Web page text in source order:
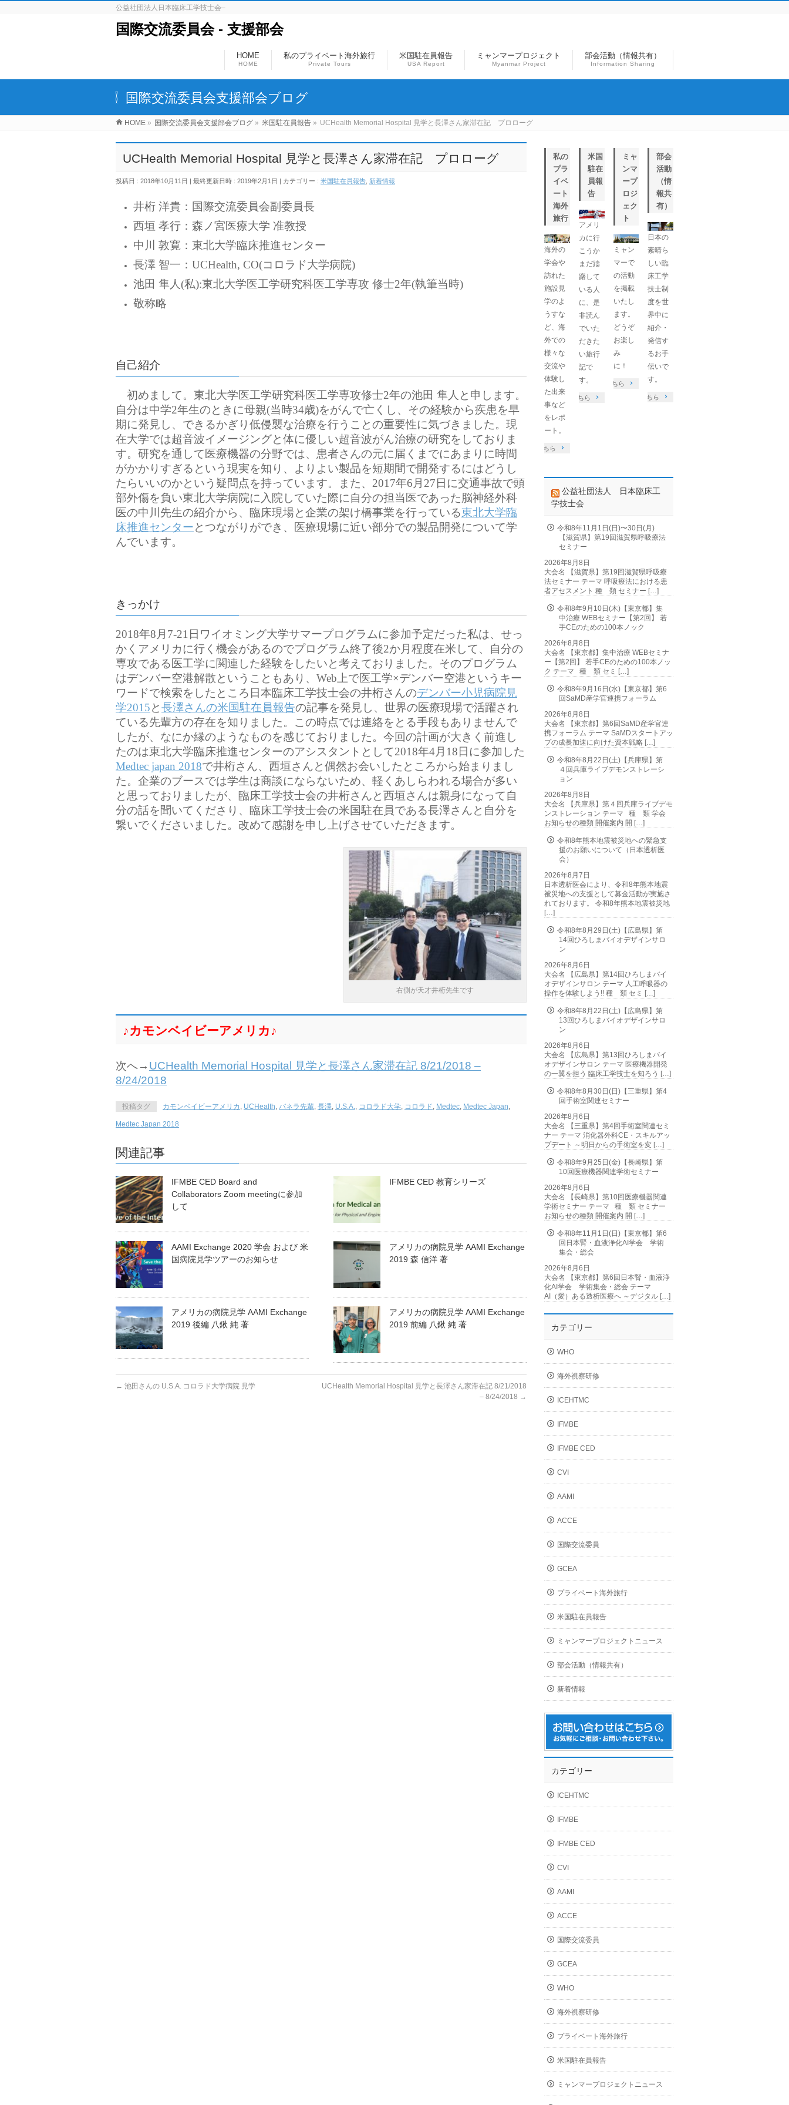
公益社団法人日本臨床工学技士会–
国際交流委員会 ‐ 支援部会
HOME
HOME
私のプライベート海外旅行
Private Tours
米国駐在員報告
USA Report
ミャンマープロジェクト
Myanmar Project
部会活動（情報共有）
Information Sharing
国際交流委員会支援部会ブログ
HOME » 国際交流委員会支援部会ブログ » 米国駐在員報告 » UCHealth Memorial Hospital 見学と長澤さん家滞在記 プロローグ
UCHealth Memorial Hospital 見学と長澤さん家滞在記 プロローグ
投稿日 : 2018年10月11日 最終更新日時 : 2019年2月1日 カテゴリー : 米国駐在員報告 新着情報
井桁 洋貴：国際交流委員会副委員長
西垣 孝行：森ノ宮医療大学 准教授
中川 敦寛：東北大学臨床推進センター
長澤 智一：UCHealth, CO(コロラド大学病院)
池田 隼人(私):東北大学医工学研究科医工学専攻 修士2年(執筆当時)
敬称略
自己紹介
初めまして。東北大学医工学研究科医工学専攻修士2年の池田 隼人と申します。
自分は中学2年生のときに母親(当時34歳)をがんで亡くし、その経験から疾患を早
期に発見し、できるかぎり低侵襲な治療を行うことの重要性に気づきました。現
在大学では超音波イメージングと体に優しい超音波がん治療の研究をしておりま
す。研究を通して医療機器の分野では、患者さんの元に届くまでにあまりに時間
がかかりすぎるという現実を知り、よりよい製品を短期間で開発するにはどうし
たらいいのかという疑問点を持っています。また、2017年6月27日に交通事故で頭
部外傷を負い東北大学病院に入院していた際に自分の担当医であった脳神経外科
医の中川先生の紹介から、臨床現場と企業の架け橋事業を行っている東北大学臨
床推進センターとつながりができ、医療現場に近い部分での製品開発について学
んでいます。
きっかけ
2018年8月7-21日ワイオミング大学サマープログラムに参加予定だった私は、せっ
かくアメリカに行く機会があるのでプログラム終了後2か月程度在米して、自分の
専攻である医工学に関連した経験をしたいと考えておりました。そのプログラム
はデンバー空港解散ということもあり、Web上で医工学×デンバー空港というキー
ワードで検索をしたところ日本臨床工学技士会の井桁さんのデンバー小児病院見
学2015と長澤さんの米国駐在員報告の記事を発見し、世界の医療現場で活躍され
ている先輩方の存在を知りました。この時点では連絡をとる手段もありませんで
したが、なにか縁のようなものを感じておりました。今回の計画が大きく前進し
たのは東北大学臨床推進センターのアシスタントとして2018年4月18日に参加した
Medtec japan 2018で井桁さん、西垣さんと偶然お会いしたところから始まりまし
た。企業のブースでは学生は商談にならないため、軽くあしらわれる場合が多い
と思っておりましたが、臨床工学技士会の井桁さんと西垣さんは親身になって自
分の話を聞いてくださり、臨床工学技士会の米国駐在員である長澤さんと自分を
繋いでくださいました。改めて感謝を申し上げさせていただきます。
右側が天才井桁先生です
♪カモンベイビーアメリカ♪
次へ→ UCHealth Memorial Hospital 見学と長澤さん家滞在記 8/21/2018 –
8/24/2018
投稿タグ カモンベイビーアメリカ , UCHealth, バネラ先輩, 長澤, U.S.A., コロラド大学, コロラド, Medtec, Medtec Japan,
Medtec Japan 2018
関連記事
IFMBE CED Board and
Collaborators Zoom meetingに参加
して
IFMBE CED 教育シリーズ
AAMI Exchange 2020 学会 および 米
国病院見学ツアーのお知らせ
アメリカの病院見学 AAMI Exchange
2019 森 信洋 著
アメリカの病院見学 AAMI Exchange
2019 後編 八鍬 純 著
アメリカの病院見学 AAMI Exchange
2019 前編 八鍬 純 著
← 池田さんの U.S.A. コロラド大学病院 見学
UCHealth Memorial Hospital 見学と長澤さん家滞在記 8/21/2018
– 8/24/2018 →
私の
プラ
イベ
ート
海外
旅行
海外の
学会や
訪れた
施設見
学のよ
うすな
ど、海
外での
様々な
交流や
体験し
た出来
事など
をレポ
ート。
詳しくはこちら
米国
駐在
員報
告
アメリ
カに行
こうか
まだ躊
躇して
いる人
に、是
非読ん
でいた
だきた
い旅行
記で
す。
詳しくはこちら
ミャ
ンマ
ープ
ロジ
ェク
ト
ミャン
マーで
の活動
を掲載
いたし
ます。
どうぞ
お楽し
み
に！
詳しくはこちら
部会
活動
（情
報共
有）
日本の
素晴ら
しい臨
床工学
技士制
度を世
界中に
紹介・
発信す
るお手
伝いで
す。
詳しくはこちら
公益社団法人 日本臨床工
学技士会
令和8年11月1日(日)〜30日(月)
【滋賀県】第19回滋賀県呼吸療法
セミナー
2026年8月8日
大会名 【滋賀県】第19回滋賀県呼吸療
法セミナー テーマ 呼吸療法における患
者アセスメント 種 類 セミナー […]
令和8年9月10日(木)【東京都】集
中治療 WEBセミナー【第2回】 若
手CEのための100本ノック
2026年8月8日
大会名 【東京都】集中治療 WEBセミナ
ー【第2回】 若手CEのための100本ノッ
ク テーマ 種 類 セミ […]
令和8年9月16日(水)【東京都】第6
回SaMD産学官連携フォーラム
2026年8月8日
大会名 【東京都】第6回SaMD産学官連
携フォーラム テーマ SaMDスタートアッ
プの成長加速に向けた資本戦略 […]
令和8年8月22日(土)【兵庫県】第
４回兵庫ライブデモンストレーシ
ョン
2026年8月8日
大会名 【兵庫県】第４回兵庫ライブデモ
ンストレーション テーマ 種 類 学会
お知らせの種類 開催案内 開 […]
令和8年熊本地震被災地への緊急支
援のお願いについて（日本透析医
会）
2026年8月7日
日本透析医会により、令和8年熊本地震
被災地への支援として募金活動が実施さ
れております。 令和8年熊本地震被災地
[…]
令和8年8月29日(土)【広島県】第
14回ひろしまバイオデザインサロ
ン
2026年8月6日
大会名 【広島県】第14回ひろしまバイ
オデザインサロン テーマ 人工呼吸器の
操作を体験しよう!! 種 類 セミ […]
令和8年8月22日(土)【広島県】第
13回ひろしまバイオデザインサロ
ン
2026年8月6日
大会名 【広島県】第13回ひろしまバイ
オデザインサロン テーマ 医療機器開発
の一翼を担う 臨床工学技士を知ろう […]
令和8年8月30日(日)【三重県】第4
回手術室関連セミナー
2026年8月6日
大会名 【三重県】第4回手術室関連セミ
ナー テーマ 消化器外科CE・スキルアッ
プデート ～明日からの手術室を変 […]
令和8年9月25日(金)【長崎県】第
10回医療機器関連学術セミナー
2026年8月6日
大会名 【長崎県】第10回医療機器関連
学術セミナー テーマ 種 類 セミナー
お知らせの種類 開催案内 開 […]
令和8年11月1日(日)【東京都】第6
回日本腎・血液浄化AI学会 学術
集会・総会
2026年8月6日
大会名 【東京都】第6回日本腎・血液浄
化AI学会 学術集会・総会 テーマ
AI（愛）ある透析医療へ ～デジタル […]
カテゴリー
WHO
海外視察研修
ICEHTMC
IFMBE
IFMBE CED
CVI
AAMI
ACCE
国際交流委員
GCEA
プライベート海外旅行
米国駐在員報告
ミャンマープロジェクトニュース
部会活動（情報共有）
新着情報
カテゴリー
ICEHTMC
IFMBE
IFMBE CED
CVI
AAMI
ACCE
国際交流委員
GCEA
WHO
海外視察研修
プライベート海外旅行
米国駐在員報告
ミャンマープロジェクトニュース